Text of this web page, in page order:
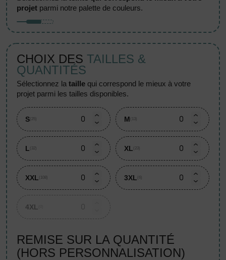
projet parmi notre palette de couleurs.
CHOIX DES TAILLES &
QUANTITÉS
sélectionnez lataille qui correspond le mieux à votre
projet parmi les tailles disponibles.
S (25) M (13)
L (32) XL (23)
XXL (108) 3XL (6)
4XL
REMISE SUR LA QUANTITÉ
(HORS PERSONNALISATION)